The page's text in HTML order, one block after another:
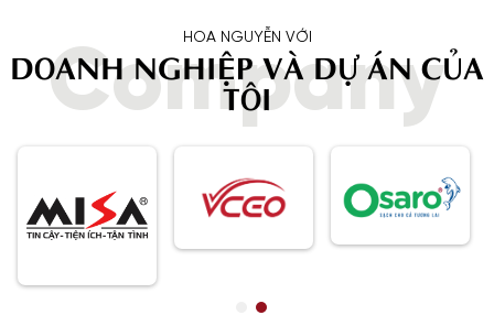
Company
HOA NGUYỄN VỚI
DOANH NGHIỆP VÀ DỰ ÁN CỦA
TÔI